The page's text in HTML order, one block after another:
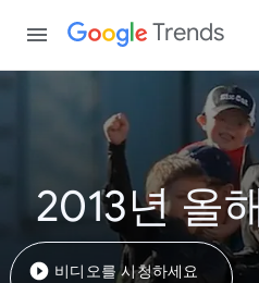
Trends
2013년 올
비디오를 시청하세요